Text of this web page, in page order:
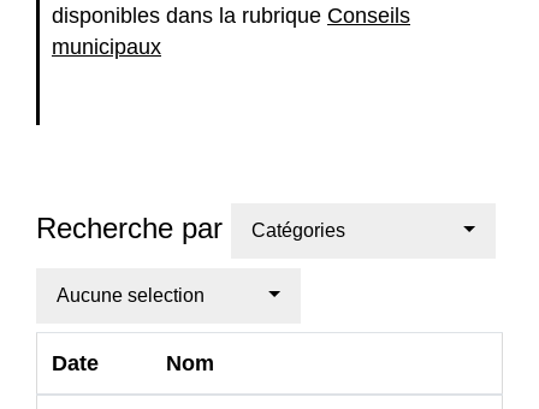
disponibles dans la rubrique Conseils
municipaux
Recherche par Catégories
Aucune selection
Date Nom